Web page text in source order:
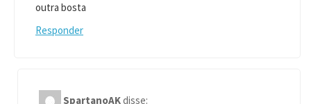
outra bosta
Responder
SpartanoAKdisse: